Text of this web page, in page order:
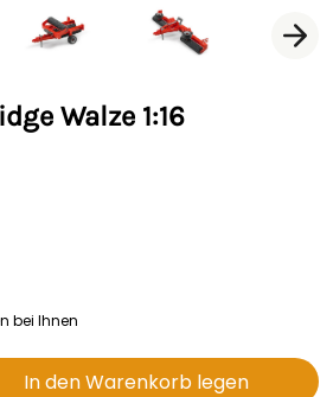
Walze 1:16
bei Ihnen
In den Warenkorb legen